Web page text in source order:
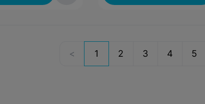
1 2 3 4 5